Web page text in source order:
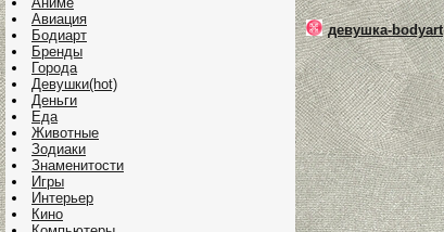
Авиация
Бодиарт
Бренды
Города
Девушки(hot)
Деньги
Еда
Животные
Зодиаки
Знаменитости
Игры
Интерьер
Кино
девушка-bodyart